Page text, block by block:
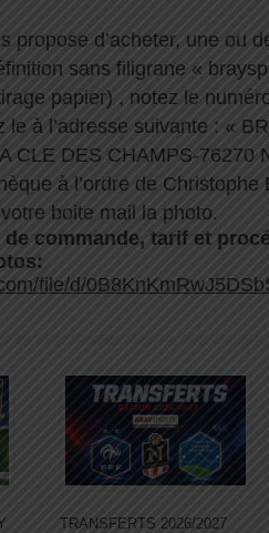
propose d’acheter, une ou
sans filigrane «
papier) , notez le
le à l’adresse suivante : «
CLE DES CHAMPS-76270
à l’ordre de
boite mail la photo.
commande, tarif et
file/d/
TRANSFERTS 2026/2027